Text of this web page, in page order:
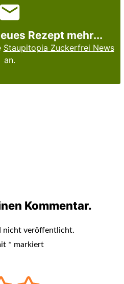
Rezept mehr...
Staupitopia Zuckerfrei News
an.
Kommentar.
nicht veröffentlicht.
* markiert